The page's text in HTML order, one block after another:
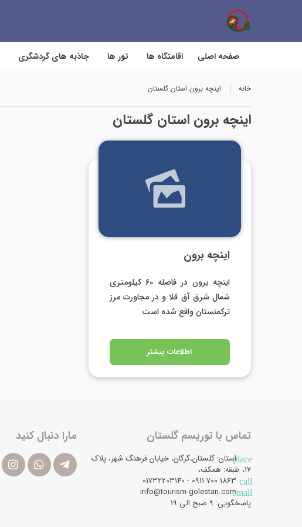
صفحه اصلی اقامتگاه ها تور ها جاذبه های گردشگری
خانه اینچه برون استان گلستان
اینچه برون استان گلستان
اینچه برون
اینچه برون در فاصله 60 کیلومتری
شمال شرق آق قلا و در مجاورت مرز
ترکمنستان واقع شده است
اطلاعات بیشتر
تماس با توریسم گلستان
placeاستان: گلستان،گرگان، خیابان فرهنگ شهر، پلاک
17، طبقه: همکف،
call
email
info@tourism-golestan.com
پاسخگویی: ۹ صبح الی 19
مارا دنبال کنید